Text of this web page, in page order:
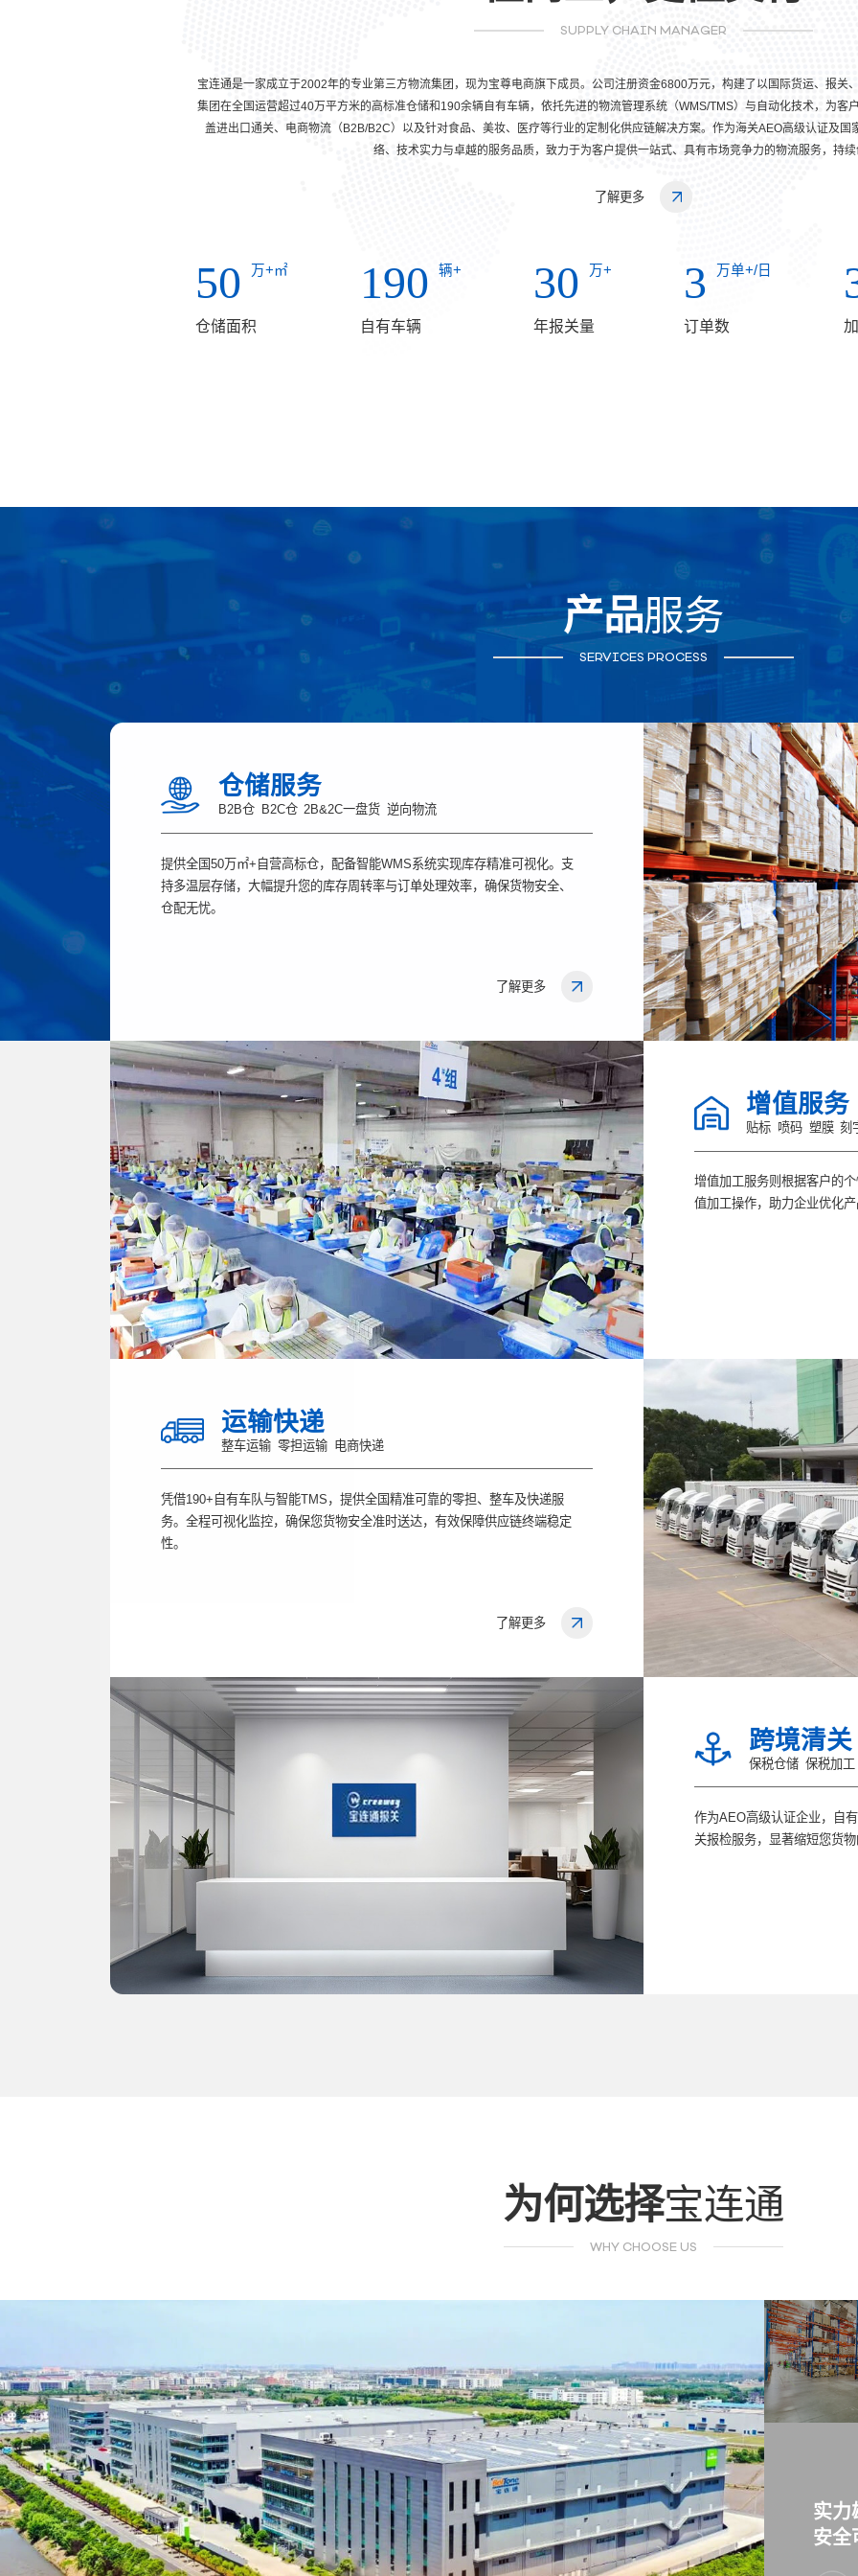
SUPPLY CHAIN MANAGER
宝连通是一家成立于2002年的专业第三方物流集团，现为宝尊电商旗下成员。公司注册资金6800万元，构建了以国际货运、报关
集团在全国运营超过40万平方米的高标准仓储和190余辆自有车辆，依托先进的物流管理系统（WMS/TMS）与自动化技术，为客
盖进出口通关、电商物流（B2B/B2C）以及针对食品、美妆、医疗等行业的定制化供应链解决方案。作为海关AEO高级认证及
络、技术实力与卓越的服务品质，致力于为客户提供一站式、具有市场竞争力的物流服务，持
了解更多
50 万+㎡
仓储面积
190 辆+
自有车辆
30 万+
年报关量
3 万单+/日
订单数
产品服务
SERVICES PROCESS
仓储服务
B2B仓 B2C仓 2B&2C一盘货 逆向物流
提供全国50万㎡+自营高标仓，配备智能WMS系统实现库存精准可视化。支
持多温层存储，大幅提升您的库存周转率与订单处理效率，确保货物安全、
仓配无忧。
了解更多
增值服务
贴标 喷码 塑膜 刻
增值加工服务则根据客户的
值加工操作，助力企业优化
运输快递
整车运输 零担运输 电商快递
凭借190+自有车队与智能TMS，提供全国精准可靠的零担、整车及快递服
务。全程可视化监控，确保您货物安全准时送达，有效保障供应链终端稳定
性。
了解更多
跨境清关
保税仓储 保税加工
作为AEO高级认证企业，自
关报检服务，显著缩短您货
为何选择宝连通
WHY CHOOSE US
实力
安全